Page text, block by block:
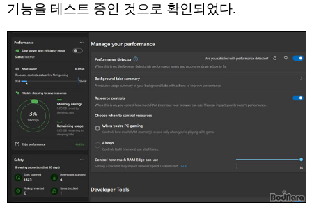
기능을 테스트 중인 것으로 확인되었다.